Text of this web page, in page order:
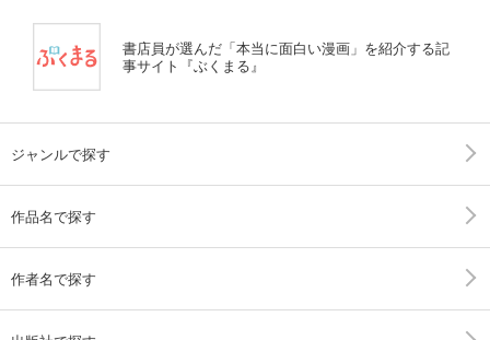
書店員が選んだ「本当に面白い漫画」を紹介する記
事サイト『ぶくまる』
ジャンルで探す
作品名で探す
作者名で探す